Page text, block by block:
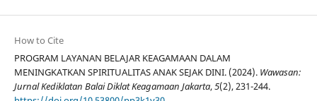
How to Cite
PROGRAM LAYANAN BELAJAR KEAGAMAAN DALAM
MENINGKATKAN SPIRITUALITAS ANAK SEJAK DINI. (2024). Wawasan:
Jurnal Kediklatan Balai Diklat Keagamaan Jakarta,5(2), 231-244.